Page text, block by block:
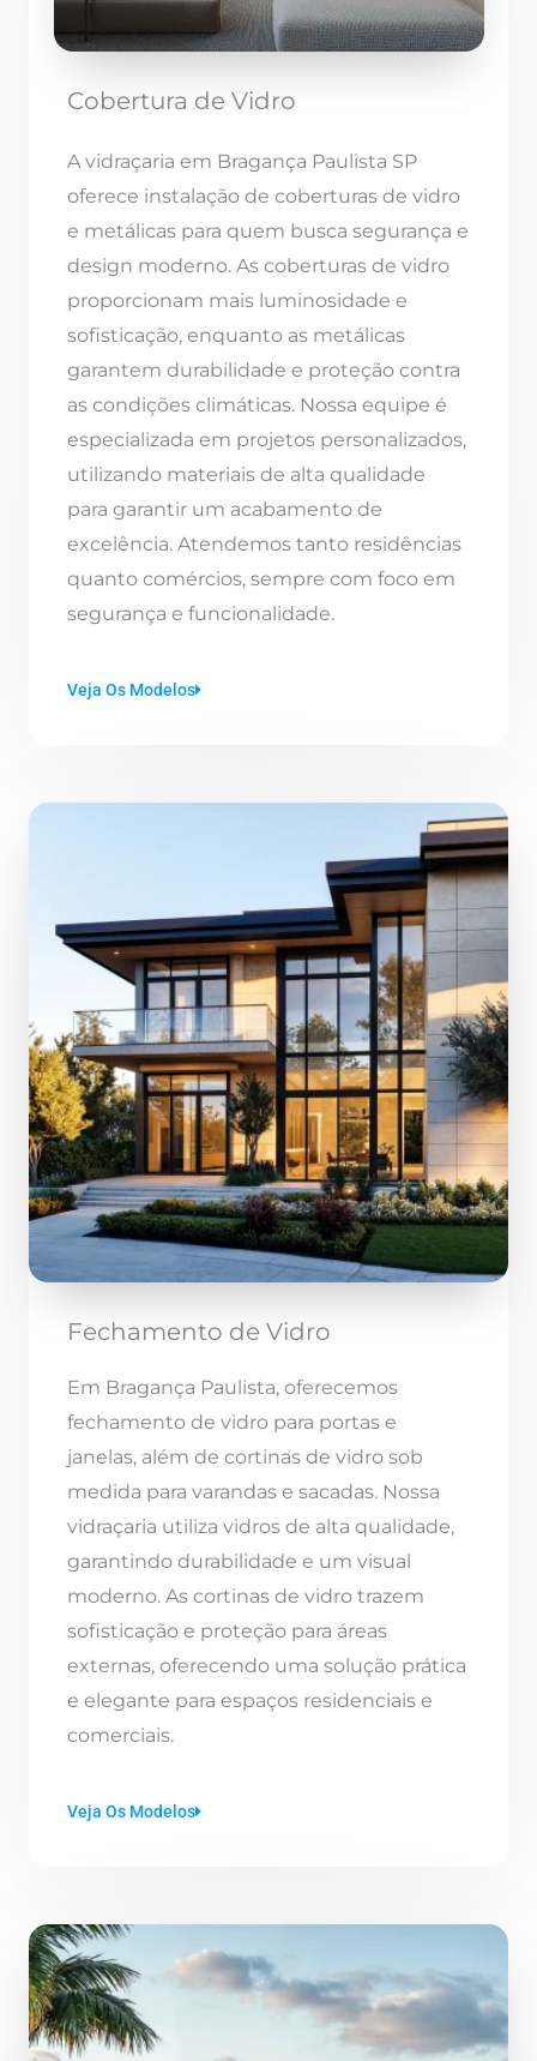
Cobertura de Vidro
A vidraçaria em Bragança Paulista SP
oferece instalação de coberturas de vidro
e metálicas para quem busca segurança e
design moderno. As coberturas de vidro
proporcionam mais luminosidade e
sofisticação, enquanto as metálicas
garantem durabilidade e proteção contra
as condições climáticas. Nossa equipe é
especializada em projetos personalizados,
utilizando materiais de alta qualidade
para garantir um acabamento de
excelência. Atendemos tanto residências
quanto comércios, sempre com foco em
segurança e funcionalidade.
Veja Os Modelos
Fechamento de Vidro
Em Bragança Paulista, oferecemos
fechamento de vidro para portas e
janelas, além de cortinas de vidro sob
medida para varandas e sacadas. Nossa
vidraçaria utiliza vidros de alta qualidade,
garantindo durabilidade e um visual
moderno. As cortinas de vidro trazem
sofisticação e proteção para áreas
externas, oferecendo uma solução prática
e elegante para espaços residenciais e
comerciais.
Veja Os Modelos